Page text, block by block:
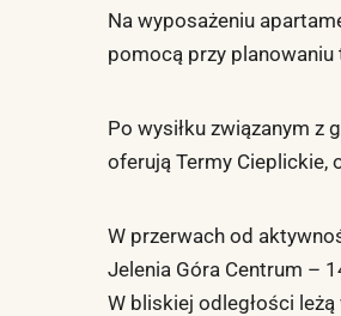
Na wyposażeniu
pomocą przy planowaniu
Po wysiłku związanym z
oferują Termy Cieplickie,
W przerwach od
Jelenia Góra Centrum –
W bliskiej odległości